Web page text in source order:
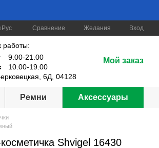
Рус Сравнение Желания Вход
работы:
9.00-21.00
10.00-19.00
6Д, 04128
Мой заказ
Ремни Аксессуары
Shvigel 16430